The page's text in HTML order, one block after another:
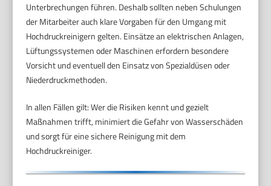
Unterbrechungen führen. Deshalb sollten neben Schulungen
der Mitarbeiter auch klare Vorgaben für den Umgang mit
Hochdruckreinigern gelten. Einsätze an elektrischen Anlagen,
Lüftungssystemen oder Maschinen erfordern besondere
Vorsicht und eventuell den Einsatz von Spezialdüsen oder
Niederdruckmethoden.
In allen Fällen gilt: Wer die Risiken kennt und gezielt
Maßnahmen trifft, minimiert die Gefahr von Wasserschäden
und sorgt für eine sichere Reinigung mit dem
Hochdruckreiniger.